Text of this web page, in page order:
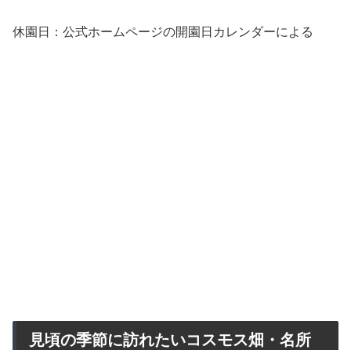
休園日：公式ホームページの開園日カレンダーによる
見頃の季節に訪れたいコスモス畑・名所